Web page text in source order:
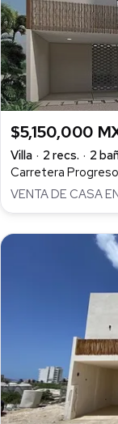
$5,150,000
Villa
2 recs. 2
VENTA DE CASA